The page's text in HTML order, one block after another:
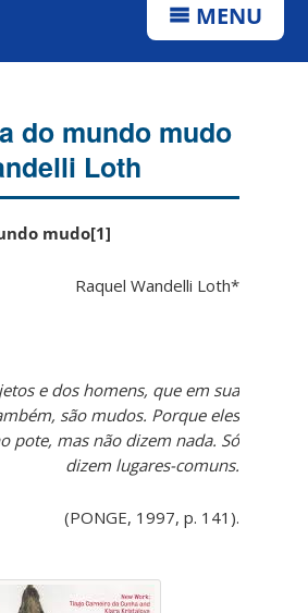
MENU
do mundo mudo
Loth
mudo[1]
Raquel Wandelli Loth*
e dos homens, que em sua
são mudos. Porque eles
pote, mas não dizem nada. Só
dizem lugares-comuns.
(PONGE, 1997, p. 141).